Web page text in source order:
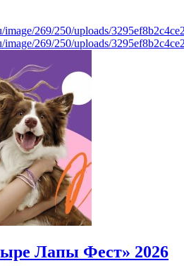
image/269/250/uploads/
image/269/250/uploads/
Лапы Фест» 2026